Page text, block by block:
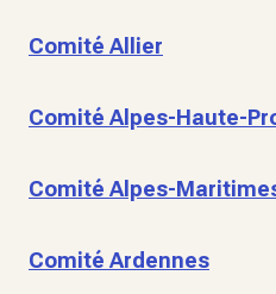
Comité Allier
Comité Alpes-Haute-
Comité Alpes-
Comité Ardennes